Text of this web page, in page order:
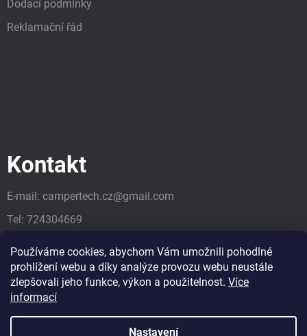
Používáme cookies, abychom Vám umožnili pohodlné
prohlížení webu a díky analýze provozu webu neustále
zlepšovali jeho funkce, výkon a použitelnost. Více
informací
Nastavení
Dodací podmínky
Reklamační řád
Kontakt
E-mail: campertech.cz@gmail.com
Tel: 724304669